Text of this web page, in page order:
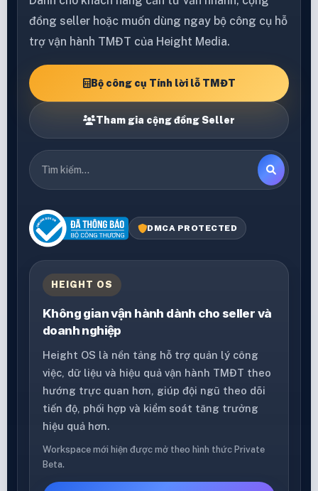
đồng seller hoặc muốn dùng ngay bộ công cụ hỗ
trợ vận hành TMĐT của Height Media.
Bộ công cụ Tính lời lỗ TMĐT
Tham gia cộng đồng Seller
DMCA PROTECTED
HEIGHT OS
Không gian vận hành dành cho seller và
doanh nghiệp
Height OS là nền tảng hỗ trợ quản lý công
việc, dữ liệu và hiệu quả vận hành TMĐT theo
hướng trực quan hơn, giúp đội ngũ theo dõi
tiến độ, phối hợp và kiểm soát tăng trưởng
hiệu quả hơn.
Workspace mới hiện được mở theo hình thức Private
Beta.